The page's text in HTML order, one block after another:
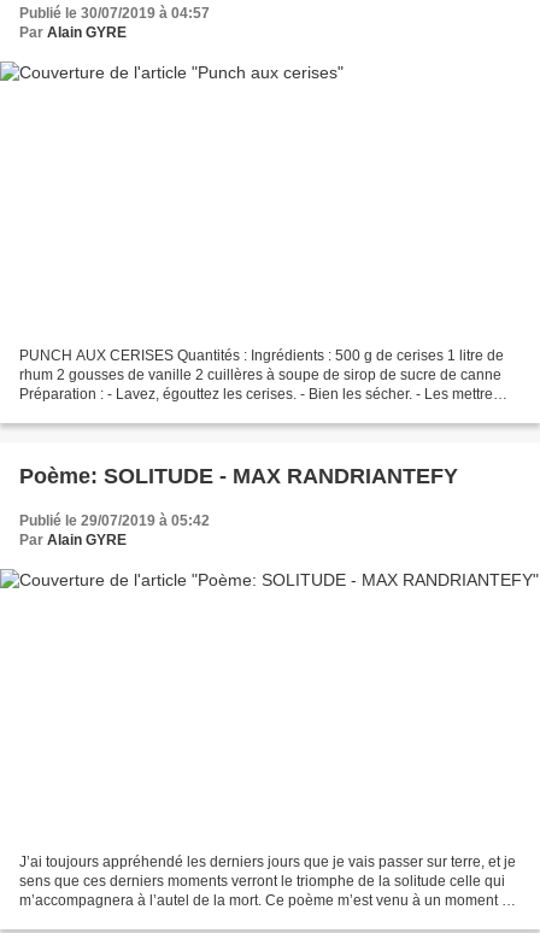
Publié le 30/07/2019 à 04:57
Par Alain GYRE
PUNCH AUX CERISES Quantités : Ingrédients : 500 g de cerises 1 litre de
rhum 2 gousses de vanille 2 cuillères à soupe de sirop de sucre de canne
Préparation : - Lavez, égouttez les cerises. - Bien les sécher. - Les mettre
Poème: SOLITUDE - MAX RANDRIANTEFY
Publié le 29/07/2019 à 05:42
Par Alain GYRE
J’ai toujours appréhendé les derniers jours que je vais passer sur terre, et je
sens que ces derniers moments verront le triomphe de la solitude celle qui
m’accompagnera à l’autel de la mort. Ce poème m’est venu à un moment de